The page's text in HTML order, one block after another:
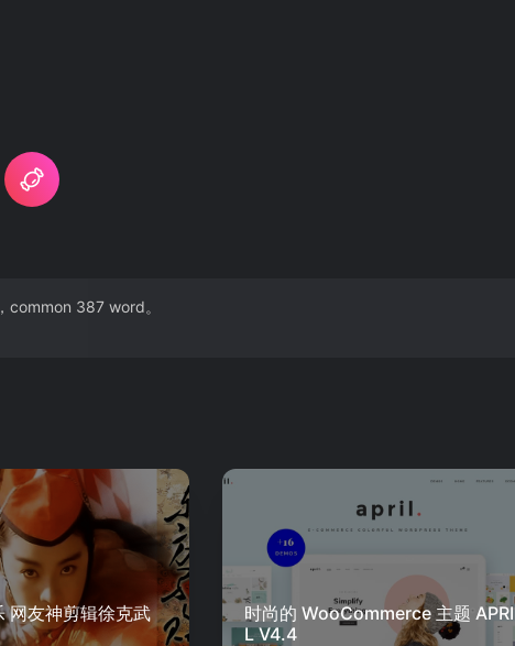
common 387 word。
网友神剪辑徐克武
时尚的 WooCommerce 主题 APRI
L V4.4